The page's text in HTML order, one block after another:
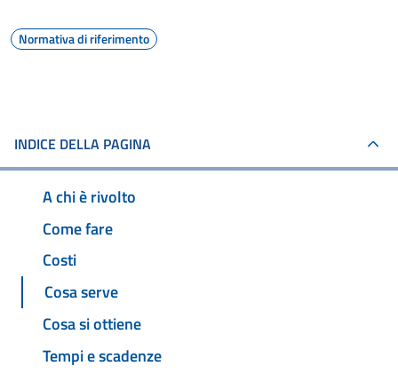
Normativa di riferimento
INDICE DELLA PAGINA
A chi è rivolto
Come fare
Costi
Cosa serve
Cosa si ottiene
Tempi e scadenze